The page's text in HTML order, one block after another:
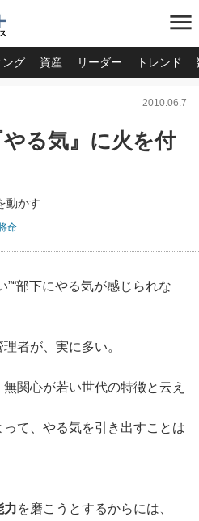
menu
ング 資産 リーダー トレンド
2010.06.7
る気』に火を付
動かす
命
”“部下にやる気が感じられな
者が、実に多い。
関心が若い世代の特徴と云え
て、やる気を引き出すことは
力を磨こうとするからには、